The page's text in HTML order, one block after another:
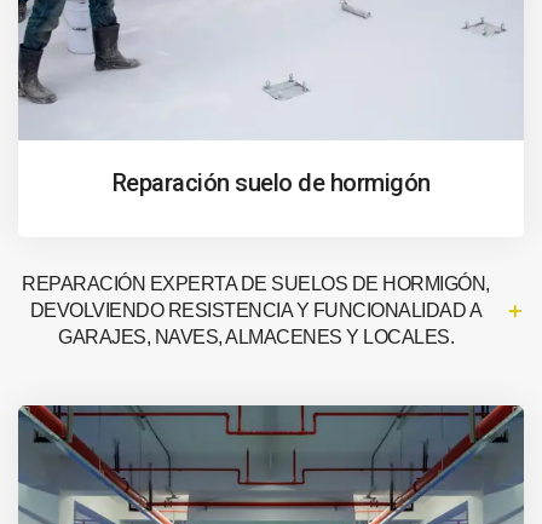
Reparación suelo de hormigón
REPARACIÓN EXPERTA DE SUELOS DE HORMIGÓN,
DEVOLVIENDO RESISTENCIA Y FUNCIONALIDAD A
GARAJES, NAVES, ALMACENES Y LOCALES.